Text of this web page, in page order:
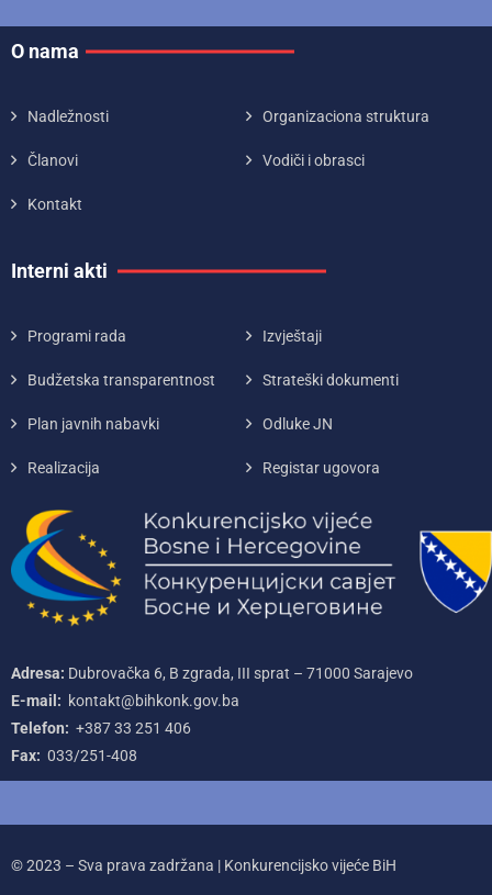
O nama
Nadležnosti Organizaciona struktura
Članovi Vodiči i obrasci
Kontakt
Interni akti
Programi rada Izvještaji
Budžetska transparentnost Strateški dokumenti
Plan javnih nabavki Odluke JN
Realizacija Registar ugovora
Adresa: Dubrovačka 6, B zgrada, III sprat – 71000‌ Sarajevo
E-mail: kontakt@bihkonk.gov.ba
Telefon: +387‌ 33‌ 251‌ 406
Fax: 033/251-408
© 2023 – Sva prava zadržana | Konkurencijsko vijeće BiH